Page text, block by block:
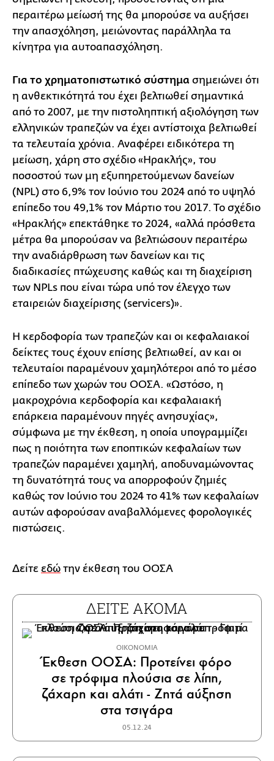
περαιτέρω μείωσή της θα μπορούσε να αυξήσει
την απασχόληση, μειώνοντας παράλληλα τα
κίνητρα για αυτοαπασχόληση.
Για το χρηματοπιστωτικό σύστημα σημειώνει ότι
η ανθεκτικότητά του έχει βελτιωθεί σημαντικά
από το 2007, με την πιστοληπτική αξιολόγηση των
ελληνικών τραπεζών να έχει αντίστοιχα βελτιωθεί
τα τελευταία χρόνια. Αναφέρει ειδικότερα τη
μείωση, χάρη στο σχέδιο «Ηρακλής», του
ποσοστού των μη εξυπηρετούμενων δανείων
(NPL) στο 6,9% τον Ιούνιο του 2024 από το υψηλό
επίπεδο του 49,1% τον Μάρτιο του 2017. Το σχέδιο
«Ηρακλής» επεκτάθηκε το 2024, «αλλά πρόσθετα
μέτρα θα μπορούσαν να βελτιώσουν περαιτέρω
την αναδιάρθρωση των δανείων και τις
διαδικασίες πτώχευσης καθώς και τη διαχείριση
των NPLs που είναι τώρα υπό τον έλεγχο των
εταιρειών διαχείρισης (servicers)».
Η κερδοφορία των τραπεζών και οι κεφαλαιακοί
δείκτες τους έχουν επίσης βελτιωθεί, αν και οι
τελευταίοι παραμένουν χαμηλότεροι από το μέσο
επίπεδο των χωρών του ΟΟΣΑ. «Ωστόσο, η
μακροχρόνια κερδοφορία και κεφαλαιακή
επάρκεια παραμένουν πηγές ανησυχίας»,
σύμφωνα με την έκθεση, η οποία υπογραμμίζει
πως η ποιότητα των εποπτικών κεφαλαίων των
τραπεζών παραμένει χαμηλή, αποδυναμώνοντας
τη δυνατότητά τους να απορροφούν ζημιές
καθώς τον Ιούνιο του 2024 το 41% των κεφαλαίων
αυτών αφορούσαν αναβαλλόμενες φορολογικές
πιστώσεις.
Δείτε εδώ την έκθεση του ΟΟΣΑ
ΔΕΙΤΕ ΑΚΟΜΑ
ΟΙΚΟΝΟΜΙΑ
Έκθεση ΟΟΣΑ: Προτείνει φόρο
σε τρόφιμα πλούσια σε λίπη,
ζάχαρη και αλάτι - Ζητά αύξηση
στα τσιγάρα
05.12.24